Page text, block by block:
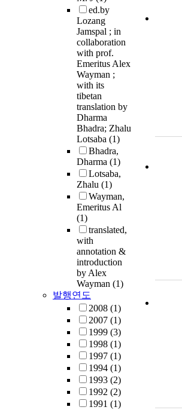
ed.by
Lozang
Jamspal ; in
collaboration
with prof.
Emeritus Alex
Wayman ;
with its
tibetan
translation by
Dharma
Bhadra; Zhalu
Lotsaba (1)
Bhadra,
Dharma (1)
Lotsaba,
Zhalu (1)
Wayman,
Emeritus Al
(1)
translated,
with
annotation &
introduction
by Alex
Wayman (1)
발행연도
2008 (1)
2007 (1)
1999 (3)
1998 (1)
1997 (1)
1994 (1)
1993 (2)
1992 (2)
1991 (1)